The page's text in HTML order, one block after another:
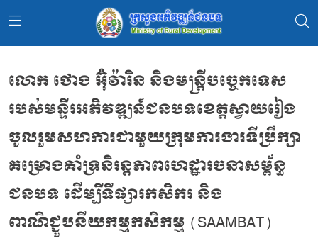
លោក ថោង អ៊ុំវ៉ារិន និងមន្ត្រីបច្ចេកទេស
របស់មន្ទីរអភិវឌ្ឍន៍ជនបទខេត្តស្វាយរៀង
ចូលរួមសហការជាមួយក្រុមការងារទីប្រឹក្សា
គម្រោងគាំទ្រនិរន្តភាពហេដ្ឋារចនាសម្ព័ន្ធ
ជនបទ ដើម្បីទីផ្សារកសិករ និង
ពាណិជ្ជួបនីយកម្មកសិកម្ម (SAAMBAT)